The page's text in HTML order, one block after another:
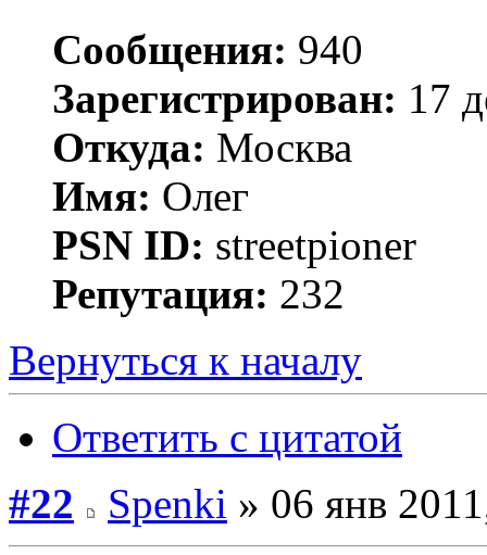
Сообщения: 940
Зарегистрирован: 17
Откуда: Москва
Имя: Олег
PSN ID: streetpioner
Репутация: 232
Вернуться к началу
Ответить с цитатой
#22
Spenki » 06 янв